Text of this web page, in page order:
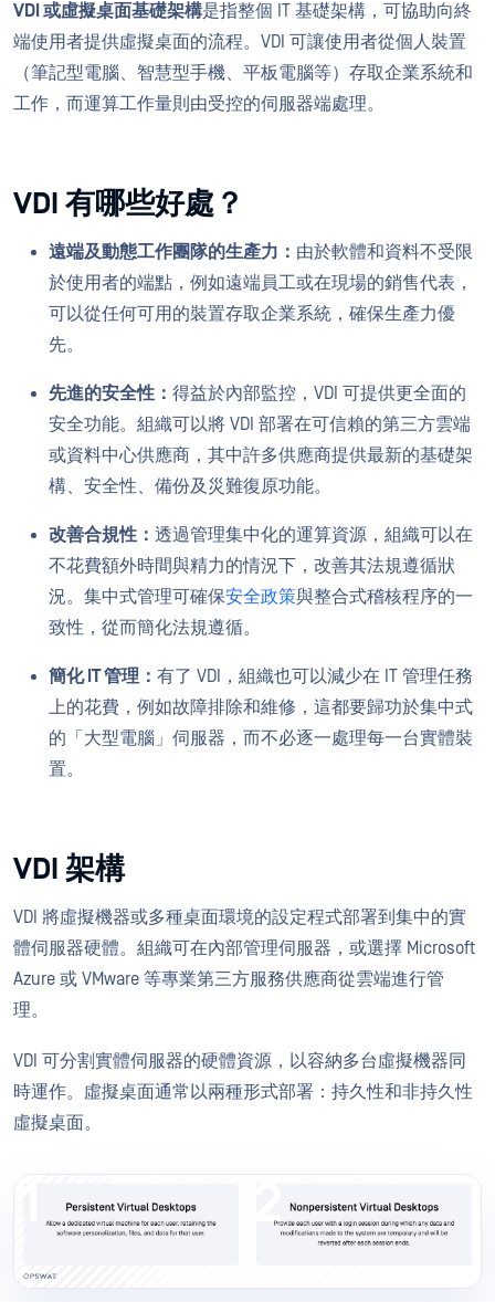
VDI 或虛擬桌面基礎架構是指整個 IT 基礎架構，可協助向終
端使用者提供虛擬桌面的流程。VDI 可讓使用者從個人裝置
（筆記型電腦、智慧型手機、平板電腦等）存取企業系統和
工作，而運算工作量則由受控的伺服器端處理。
VDI 有哪些好處？
遠端及動態工作團隊的生產力： 由於軟體和資料不受限
於使用者的端點，例如遠端員工或在現場的銷售代表，
可以從任何可用的裝置存取企業系統，確保生產力優
先。
先進的安全性： 得益於內部監控，VDI 可提供更全面的
安全功能。組織可以將 VDI 部署在可信賴的第三方雲端
或資料中心供應商，其中許多供應商提供最新的基礎架
構、安全性、備份及災難復原功能。
改善合規性： 透過管理集中化的運算資源，組織可以在
不花費額外時間與精力的情況下，改善其法規遵循狀
況。集中式管理可確保安全政策與整合式稽核程序的一
致性，從而簡化法規遵循。
簡化 IT 管理： 有了 VDI，組織也可以減少在 IT 管理任務
上的花費，例如故障排除和維修，這都要歸功於集中式
的「大型電腦」伺服器，而不必逐一處理每一台實體裝
置。
VDI 架構
VDI 將虛擬機器或多種桌面環境的設定程式部署到集中的實
體伺服器硬體。組織可在內部管理伺服器，或選擇 Microsoft
Azure 或 VMware 等專業第三方服務供應商從雲端進行管
理。
VDI 可分割實體伺服器的硬體資源，以容納多台虛擬機器同
時運作。虛擬桌面通常以兩種形式部署：持久性和非持久性
虛擬桌面。